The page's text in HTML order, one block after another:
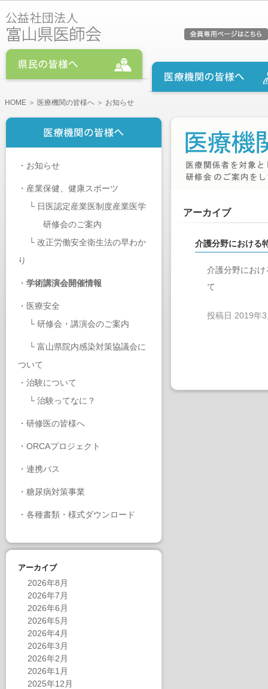
HOME ＞ 医療機関の皆様へ ＞ お知らせ
・ お知らせ
・ 産業保健、健康スポーツ
└ 日医認定産業医制度産業医学
研修会のご案内
└ 改正労働安全衛生法の早わか
り
・ 学術講演会開催情報
・ 医療安全
└ 研修会・講演会のご案内
└ 富山県院内感染対策協議会に
ついて
・ 治験について
└ 治験ってなに？
・ 研修医の皆様へ
・ ORCAプロジェクト
・ 連携パス
・ 糖尿病対策事業
・ 各種書類・様式ダウンロード
アーカイブ
2026年8月
2026年7月
2026年6月
2026年5月
2026年4月
2026年3月
2026年2月
2026年1月
2025年12月
アーカイブ
介護分野における
介護分野にお
て
投稿日 2019年